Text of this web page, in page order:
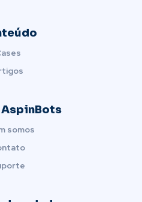
AspinBots
somos